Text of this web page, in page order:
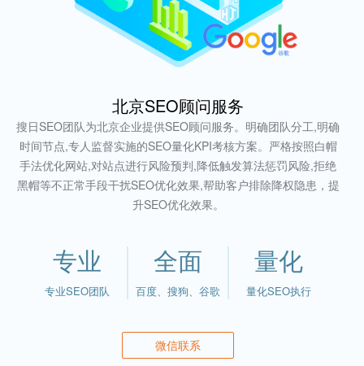
北京SEO顾问服务
搜日SEO团队为北京企业提供SEO顾问服务。明确团队分工,明确
时间节点,专人监督实施的SEO量化KPI考核方案。严格按照白帽
手法优化网站,对站点进行风险预判,降低触发算法惩罚风险,拒绝
黑帽等不正常手段干扰SEO优化效果,帮助客户排除降权隐患，提
升SEO优化效果。
专业
专业SEO团队
全面
百度、搜狗、谷歌
量化
量化SEO执行
微信联系